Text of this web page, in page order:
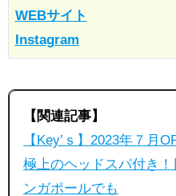
WEBサイト
Instagram
【関連記事】
【Key’ｓ】2023年７月
極上のヘッドスパ付き
ンガポールでも